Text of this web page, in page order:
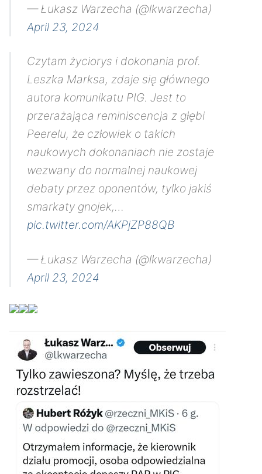
— Łukasz Warzecha (@lkwarzecha)
April 23, 2024
Czytam życiorys i dokonania prof.
Leszka Marksa, zdaje się głównego
autora komunikatu PIG. Jest to
przerażająca reminiscencja z głębi
Peerelu, że człowiek o takich
naukowych dokonaniach nie zostaje
wezwany do normalnej naukowej
debaty przez oponentów, tylko jakiś
smarkaty gnojek,…
pic.twitter.com/AKPjZP88QB
— Łukasz Warzecha (@lkwarzecha)
April 23, 2024